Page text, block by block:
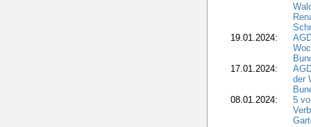
19.01.2024:
17.01.2024:
der
08.01.2024:
5